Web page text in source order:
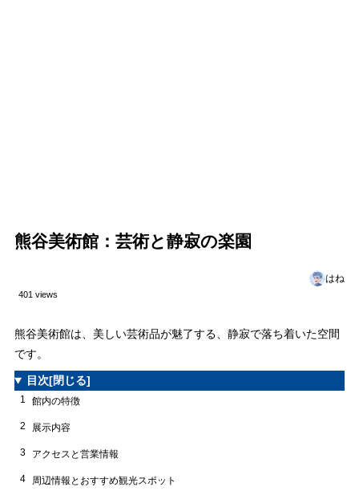
熊谷美術館：芸術と静寂の楽園
はね
401 views
熊谷美術館は、美しい芸術品が魅了する、静寂で落ち着いた空間
です。
目次[閉じる]
1 館内の特徴
2 展示内容
3 アクセスと営業情報
4 周辺情報とおすすめ観光スポット